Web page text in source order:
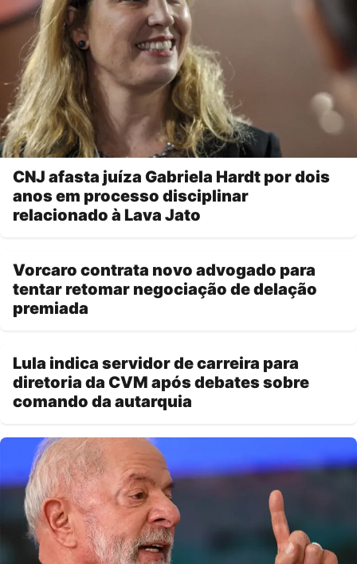
CNJ afasta juíza Gabriela Hardt por dois
anos em processo disciplinar
relacionado à Lava Jato
Vorcaro contrata novo advogado para
tentar retomar negociação de delação
premiada
Lula indica servidor de carreira para
diretoria da CVM após debates sobre
comando da autarquia